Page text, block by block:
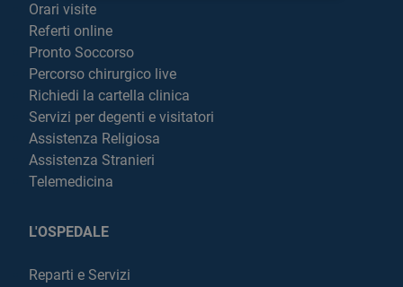
Orari visite
Referti online
Pronto Soccorso
Percorso chirurgico live
Richiedi la cartella clinica
Servizi per degenti e visitatori
Assistenza Religiosa
Assistenza Stranieri
Telemedicina
L'OSPEDALE
Reparti e Servizi